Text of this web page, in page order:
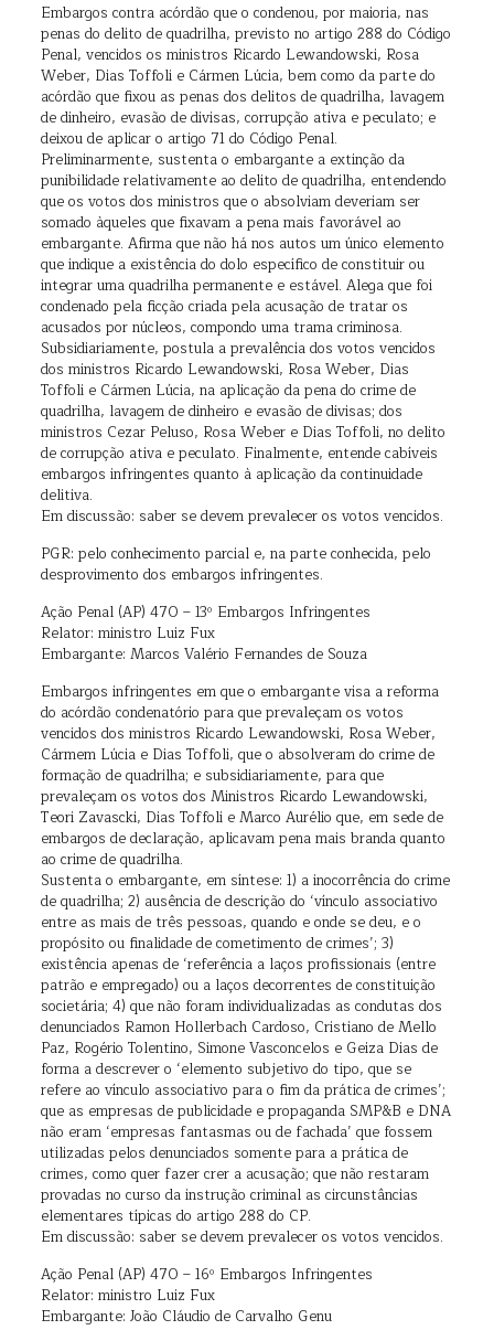
Embargos contra acórdão que o condenou, por maioria, nas
penas do delito de quadrilha, previsto no artigo 288 do Código
Penal, vencidos os ministros Ricardo Lewandowski, Rosa
Weber, Dias Toffoli e Cármen Lúcia, bem como da parte do
acórdão que fixou as penas dos delitos de quadrilha, lavagem
de dinheiro, evasão de divisas, corrupção ativa e peculato; e
deixou de aplicar o artigo 71 do Código Penal.
Preliminarmente, sustenta o embargante a extinção da
punibilidade relativamente ao delito de quadrilha, entendendo
que os votos dos ministros que o absolviam deveriam ser
somado àqueles que fixavam a pena mais favorável ao
embargante. Afirma que não há nos autos um único elemento
que indique a existência do dolo específico de constituir ou
integrar uma quadrilha permanente e estável. Alega que foi
condenado pela ficção criada pela acusação de tratar os
acusados por núcleos, compondo uma trama criminosa.
Subsidiariamente, postula a prevalência dos votos vencidos
dos ministros Ricardo Lewandowski, Rosa Weber, Dias
Toffoli e Cármen Lúcia, na aplicação da pena do crime de
quadrilha, lavagem de dinheiro e evasão de divisas; dos
ministros Cezar Peluso, Rosa Weber e Dias Toffoli, no delito
de corrupção ativa e peculato. Finalmente, entende cabíveis
embargos infringentes quanto à aplicação da continuidade
delitiva.
Em discussão: saber se devem prevalecer os votos vencidos.
PGR: pelo conhecimento parcial e, na parte conhecida, pelo
desprovimento dos embargos infringentes.
Ação Penal (AP) 470 – 13º Embargos Infringentes
Relator: ministro Luiz Fux
Embargante: Marcos Valério Fernandes de Souza
Embargos infringentes em que o embargante visa a reforma
do acórdão condenatório para que prevaleçam os votos
vencidos dos ministros Ricardo Lewandowski, Rosa Weber,
Cármem Lúcia e Dias Toffoli, que o absolveram do crime de
formação de quadrilha; e subsidiariamente, para que
prevaleçam os votos dos Ministros Ricardo Lewandowski,
Teori Zavascki, Dias Toffoli e Marco Aurélio que, em sede de
embargos de declaração, aplicavam pena mais branda quanto
ao crime de quadrilha.
Sustenta o embargante, em síntese: 1) a inocorrência do crime
de quadrilha; 2) ausência de descrição do ‘vínculo associativo
entre as mais de três pessoas, quando e onde se deu, e o
propósito ou finalidade de cometimento de crimes’; 3)
existência apenas de ‘referência a laços profissionais (entre
patrão e empregado) ou a laços decorrentes de constituição
societária; 4) que não foram individualizadas as condutas dos
denunciados Ramon Hollerbach Cardoso, Cristiano de Mello
Paz, Rogério Tolentino, Simone Vasconcelos e Geiza Dias de
forma a descrever o ‘elemento subjetivo do tipo, que se
refere ao vínculo associativo para o fim da prática de crimes’;
que as empresas de publicidade e propaganda SMP&B e DNA
não eram ‘empresas fantasmas ou de fachada’ que fossem
utilizadas pelos denunciados somente para a prática de
crimes, como quer fazer crer a acusação; que não restaram
provadas no curso da instrução criminal as circunstâncias
elementares típicas do artigo 288 do CP.
Em discussão: saber se devem prevalecer os votos vencidos.
Ação Penal (AP) 470 – 16º Embargos Infringentes
Relator: ministro Luiz Fux
Embargante: João Cláudio de Carvalho Genu